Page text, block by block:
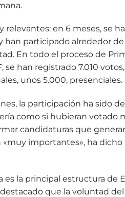
relevantes: en 6 meses, se
han participado alrededor
En todo el proceso de
han registrado 7.010
unos 5.000, presenciales.
la participación ha sido
como si hubieran votado
candidaturas que
importantes», ha dicho
la principal estructura de
que la voluntad